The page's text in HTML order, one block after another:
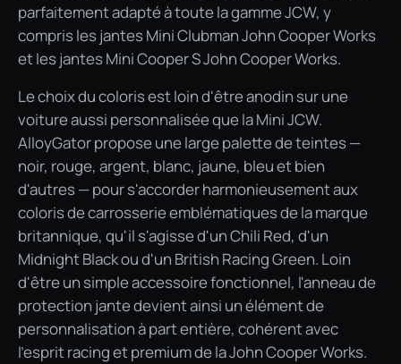
parfaitement adapté à toute la gamme JCW, y
compris les jantes Mini Clubman John Cooper Works
et les jantes Mini Cooper S John Cooper Works.
Le choix du coloris est loin d'être anodin sur une
voiture aussi personnalisée que la Mini JCW.
AlloyGator propose une large palette de teintes —
noir, rouge, argent, blanc, jaune, bleu et bien
d'autres — pour s'accorder harmonieusement aux
coloris de carrosserie emblématiques de la marque
britannique, qu'il s'agisse d'un Chili Red, d'un
Midnight Black ou d'un British Racing Green. Loin
d'être un simple accessoire fonctionnel, l'anneau de
protection jante devient ainsi un élément de
personnalisation à part entière, cohérent avec
l'esprit racing et premium de la John Cooper Works.